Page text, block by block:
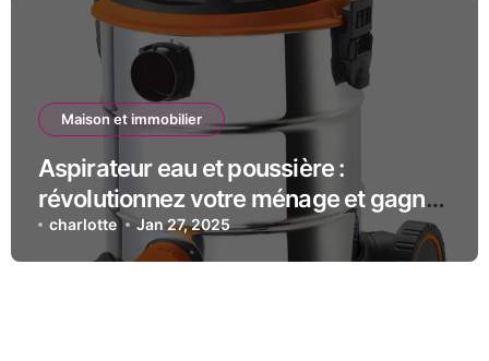
Maison et immobilier
Aspirateur eau et poussière :
révolutionnez votre ménage et gagnez
du temps !
charlotte Jan 27, 2025